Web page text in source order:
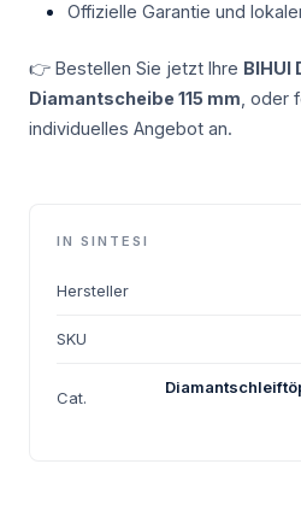
Offizielle Garantie und
👉 Bestellen Sie jetzt Ihre BIHUI
Diamantscheibe 115 mm , oder
individuelles Angebot an.
IN SINTESI
Hersteller
SKU
Cat.